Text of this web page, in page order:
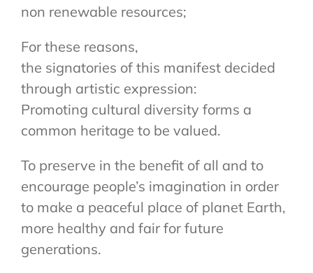
non renewable resources;
For these reasons,
the signatories of this manifest decided
through artistic expression:
Promoting cultural diversity forms a
common heritage to be valued.
To preserve in the benefit of all and to
encourage people’s imagination in order
to make a peaceful place of planet Earth,
more healthy and fair for future
generations.